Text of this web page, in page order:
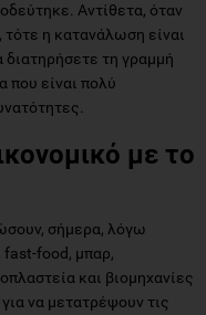
Αντίθετα, όταν
τότε η κατανάλωση είναι
τη γραμμή
που είναι πολύ
με το
σήμερα, λόγω
fast-food, μπαρ,
και βιομηχανίες
να μετατρέψουν τις